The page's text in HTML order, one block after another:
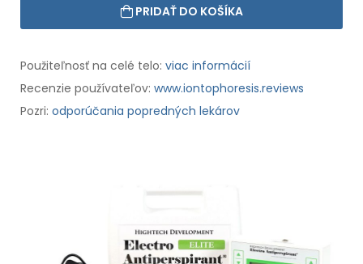
PRIDAŤ DO KOŠÍKA
Použiteľnosť na celé telo: viac informácií
Recenzie používateľov: www.iontophoresis.reviews
Pozri: odporúčania popredných lekárov